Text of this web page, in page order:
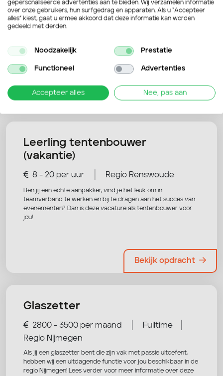
Nog niet overtuigd? Bekijk deze
vacatures ook eens!
Leerling tentenbouwer
(vakantie)
8 - 20 per uur Regio Renswoude
Ben jij een echte aanpakker, vind je het leuk om in
teamverband te werken en bij te dragen aan het succes van
evenementen? Dan is deze vacature als tentenbouwer voor
jou!
Bekijk opdracht
Glaszetter
2800 - 3500 per maand Fulltime
Regio Nijmegen
Als jij een glaszetter bent die zijn vak met passie uitoefent,
hebben wij een uitdagende functie voor jou beschikbaar in de
regio Nijmegen! Lees verder voor meer informatie over deze
gepersonaliseerde advertenties aan te bieden. Wij verzamelen informatie
over onze gebruikers, hun surfgedrag en apparaten. Als u “Accepteer
alles” kiest, gaat u ermee akkoord dat deze informatie kan worden
gedeeld met derden.
Noodzakelijk Prestatie
Functioneel Advertenties
Accepteer alles Nee, pas aan